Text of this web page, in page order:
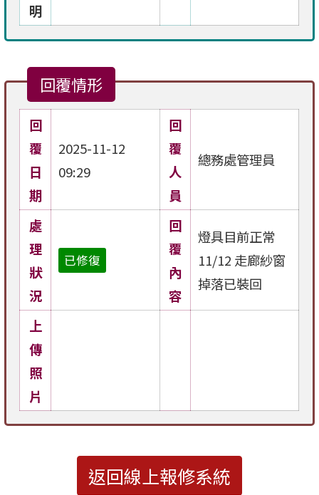
明
回覆情形
回
覆
日
期
2025-11-12
09:29
回
覆
人
員
總務處管理員
處
理
狀
況
已修復
回
覆
內
容
燈具目前正常
11/12 走廊紗窗
掉落已裝回
上
傳
照
片
返回線上報修系統